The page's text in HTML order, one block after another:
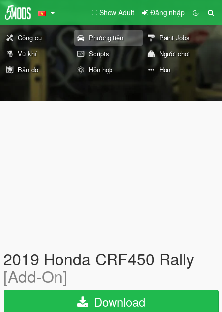
Show Adult Đăng nhập
Công cụ Phương tiện
Paint Jobs
Vũ khí
Scripts
Người chơi
Bản đồ
Hỗn hợp Hơn
2019 Honda CRF450 Rally
[Add-On]
Download